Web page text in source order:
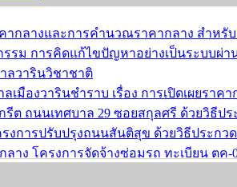
คากลางและการคำนวณราคากลาง สำห
รรม การคิดแก้ไขปัญหาอย่างเป็นระบบผ่า
าลวารินวิชาชาติ
ลเมืองวารินชำราบ เรื่อง การเปิดเผยรา
ต ถนนเทศบาล 29 ซอยสกุลศรี ด้วยวิธีปร
งการปรับปรุงถนนสันติสุข ด้วยวิธีประกวด
ลาง โครงการจัดจ้างซ่อมรถ ทะเบียน ตค-
ลาง โครงการปรับปรุงชุมชนชลประทา